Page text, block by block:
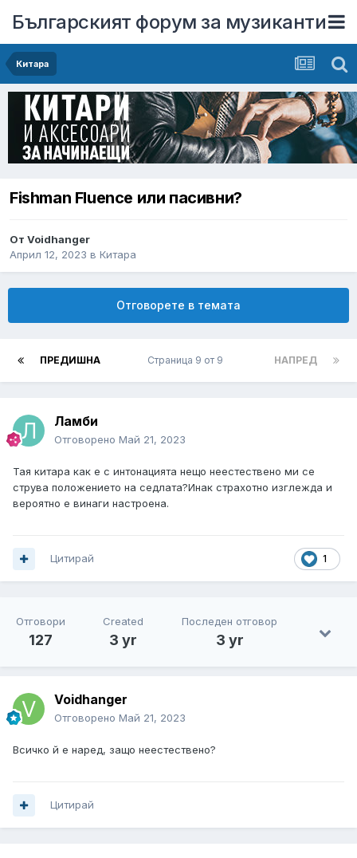
Българският форум за музиканти
Китара
Fishman Fluence или пасивни?
От Voidhanger
Април 12, 2023 в Китара
Отговорете в темата
ПРЕДИШНА НАПРЕД
Страница 9 от 9
Ламби
Отговорено Май 21, 2023
Тая китара как е с интонацията нещо неестествено ми се
струва положението на седлата?Инак страхотно изглежда и
вероятно е винаги настроена.
1
Цитирай
Отговори
127
Created
3 yr
Последен отговор
3 yr
Voidhanger
Отговорено Май 21, 2023
Всичко й е наред, защо неестествено?
Цитирай